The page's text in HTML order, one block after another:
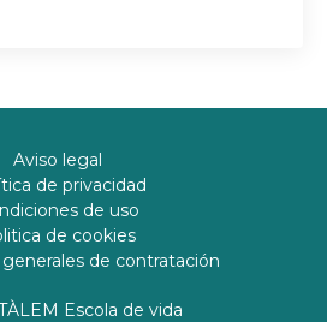
Aviso legal
de privacidad
de uso
de cookies
de contratación
Escola de vida